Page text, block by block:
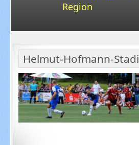
Region
Helmut-Hofmann-